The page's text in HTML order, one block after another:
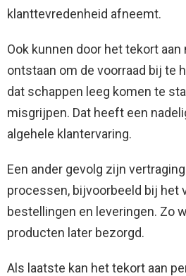
klanttevredenheid afneemt.
Ook kunnen door het tekort
ontstaan om de voorraad bij te
dat schappen leeg komen te
misgrijpen. Dat heeft een
algehele klantervaring.
Een ander gevolg zijn
processen, bijvoorbeeld bij het
bestellingen en leveringen. Zo
producten later bezorgd.
Als laatste kan het tekort aan